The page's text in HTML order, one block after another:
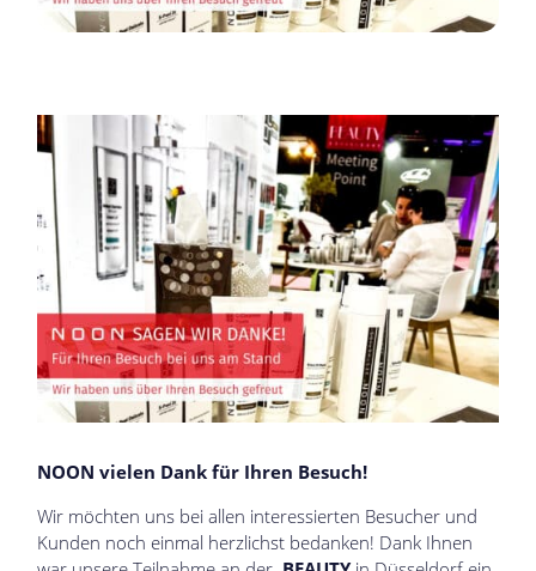
NOON vielen Dank für Ihren Besuch!
Wir möchten uns bei allen interessierten Besucher und
Kunden noch einmal herzlichst bedanken! Dank Ihnen